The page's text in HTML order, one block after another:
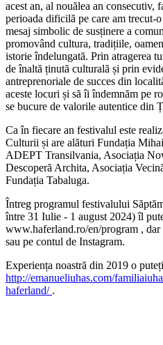
acest an, al nouălea an consecutiv,
perioada dificilă pe care am trecut-
mesaj simbolic de susținere a
promovând cultura, tradițiile,
istorie îndelungată. Prin atragerea
de înaltă ținută culturală și prin
antreprenoriale de succes din
aceste locuri și să îi îndemnăm pe
se bucure de valorile autentice din
Ca în fiecare an festivalul este
Culturii și are alături Fundația
ADEPT Transilvania, Asociația
Descoperă Archita, Asociația
Fundația Tabaluga.
Întreg programul festivalului
între 31 Iulie - 1 august 2024) îl
www.haferland.ro/en/program ,
sau pe contul de Instagram.
Experiența noastră din 2019 o
http://emanueliuhas.com/
haferland/ .